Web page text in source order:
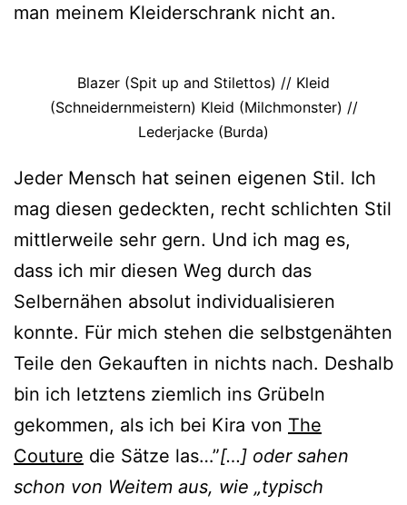
man meinem Kleiderschrank nicht an.
Blazer (Spit up and Stilettos) // Kleid
(Schneidernmeistern) Kleid (Milchmonster) //
Lederjacke (Burda)
Jeder Mensch hat seinen eigenen Stil. Ich
mag diesen gedeckten, recht schlichten Stil
mittlerweile sehr gern. Und ich mag es,
dass ich mir diesen Weg durch das
Selbernähen absolut individualisieren
konnte. Für mich stehen die selbstgenähten
Teile den Gekauften in nichts nach. Deshalb
bin ich letztens ziemlich ins Grübeln
gekommen, als ich bei Kira von The
Couture die Sätze las…”[…] oder sahen
schon von Weitem aus, wie „typisch